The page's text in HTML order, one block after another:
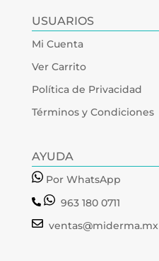
USUARIOS
Mi Cuenta
Ver Carrito
Política de Privacidad
Términos y Condiciones
AYUDA
Por WhatsApp
963 180 0711
ventas@miderma.mx